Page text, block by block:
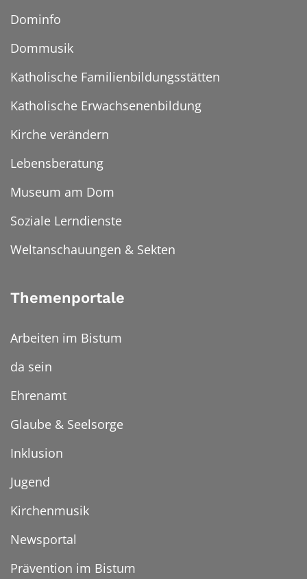
Dominfo
Dommusik
Katholische Familienbildungsstätten
Katholische Erwachsenenbildung
Kirche verändern
Lebensberatung
Museum am Dom
Soziale Lerndienste
Weltanschauungen & Sekten
Themenportale
Arbeiten im Bistum
da sein
Ehrenamt
Glaube & Seelsorge
Inklusion
Jugend
Kirchenmusik
Newsportal
Prävention im Bistum